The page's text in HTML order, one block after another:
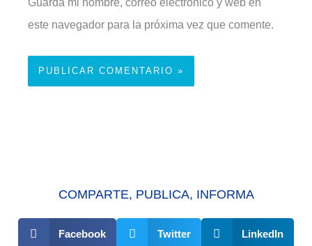
Guarda mi nombre, correo electrónico y web en
este navegador para la próxima vez que comente.
COMPARTE, PUBLICA, INFORMA
Facebook Twitter LinkedIn